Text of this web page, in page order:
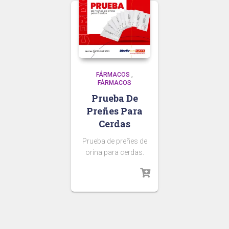
FÁRMACOS
FÁRMACOS
Prueba De
Preñes Para
Cerdas
Prueba de preñes de
orina para cerdas.